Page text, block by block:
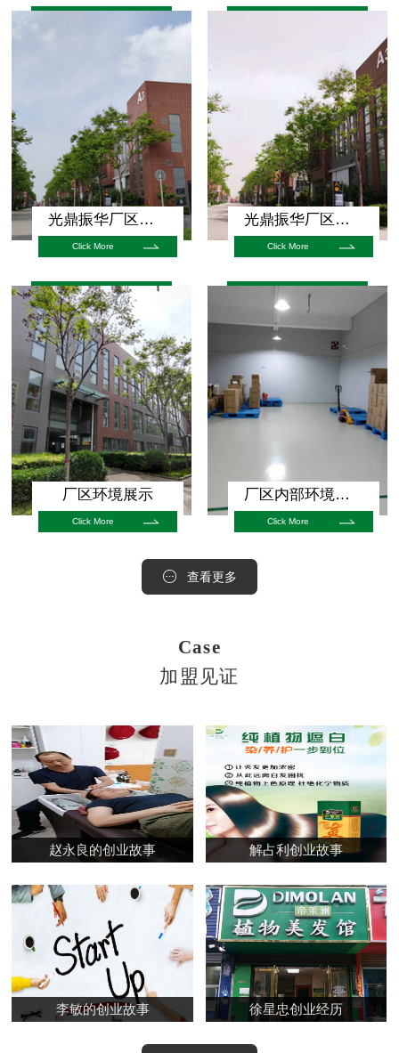
光鼎振华厂区展示
Click More
光鼎振华厂区展示
Click More
厂区环境展示
Click More
厂区内部环境展示
Click More
查看更多
Case
加盟见证
赵永良的创业故事 解占利创业故事
李敏的创业故事 徐星忠创业经历